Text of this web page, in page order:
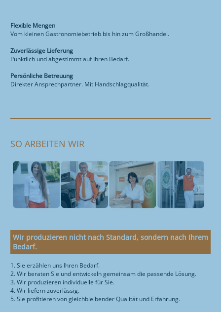
Flexible Mengen
Vom kleinen Gastronomiebetrieb bis hin zum Großhandel.
Zuverlässige Lieferung
Pünktlich und abgestimmt auf Ihren Bedarf.
Persönliche Betreuung
Direkter Ansprechpartner. Mit Handschlagqualität.
SO ARBEITEN WIR
Wir produzieren nicht nach Standard, sondern nach Ihrem
Bedarf.
1. Sie erzählen uns Ihren Bedarf.
2. Wir beraten Sie und entwickeln gemeinsam die passende Lösung.
3. Wir produzieren individuelle für Sie.
4. Wir liefern zuverlässig.
5. Sie profitieren von gleichbleibender Qualität und Erfahrung.